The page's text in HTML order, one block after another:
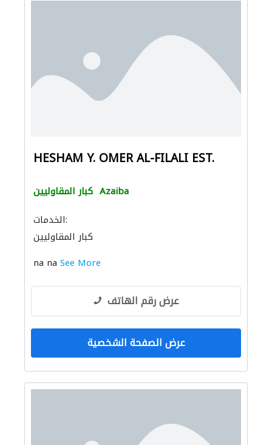
HESHAM Y. OMER AL-FILALI EST.
كبار المقاوليين Azaiba
الخدمات:
كبار المقاوليين
na na See More
عرض رقم الهاتف
عرض الصفحة الشخصية